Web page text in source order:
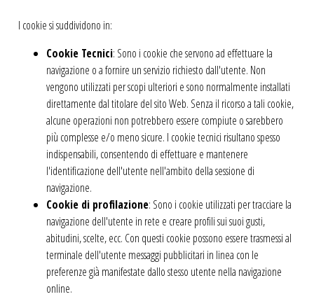
I cookie si suddividono in:
Cookie Tecnici: Sono i cookie che servono ad effettuare la
navigazione o a fornire un servizio richiesto dall'utente. Non
vengono utilizzati per scopi ulteriori e sono normalmente installati
direttamente dal titolare del sito Web. Senza il ricorso a tali cookie,
alcune operazioni non potrebbero essere compiute o sarebbero
più complesse e/o meno sicure. I cookie tecnici risultano spesso
indispensabili, consentendo di effettuare e mantenere
l'identificazione dell'utente nell'ambito della sessione di
navigazione.
Cookie di profilazione: Sono i cookie utilizzati per tracciare la
navigazione dell'utente in rete e creare profili sui suoi gusti,
abitudini, scelte, ecc. Con questi cookie possono essere trasmessi al
terminale dell'utente messaggi pubblicitari in linea con le
preferenze già manifestate dallo stesso utente nella navigazione
online.